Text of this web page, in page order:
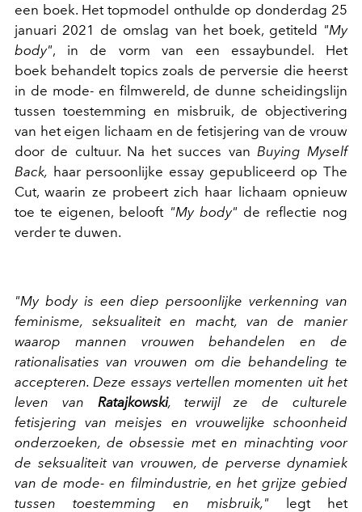
een boek. Het topmodel onthulde op donderdag 25
januari 2021 de omslag van het boek, getiteld "My
body", in de vorm van een essaybundel. Het
boek behandelt topics zoals de perversie die heerst
in de mode- en filmwereld, de dunne scheidingslijn
tussen toestemming en misbruik, de objectivering
van het eigen lichaam en de fetisjering van de vrouw
door de cultuur. Na het succes van Buying Myself
Back, haar persoonlijke essay gepubliceerd op The
Cut, waarin ze probeert zich haar lichaam opnieuw
toe te eigenen, belooft "My body" de reflectie nog
verder te duwen.
"My body is een diep persoonlijke verkenning van
feminisme, seksualiteit en macht, van de manier
waarop mannen vrouwen behandelen en de
rationalisaties van vrouwen om die behandeling te
accepteren. Deze essays vertellen momenten uit het
leven van Ratajkowski, terwijl ze de culturele
fetisjering van meisjes en vrouwelijke schoonheid
onderzoeken, de obsessie met en minachting voor
de seksualiteit van vrouwen, de perverse dynamiek
van de mode- en filmindustrie, en het grijze gebied
tussen toestemming en misbruik," legt het